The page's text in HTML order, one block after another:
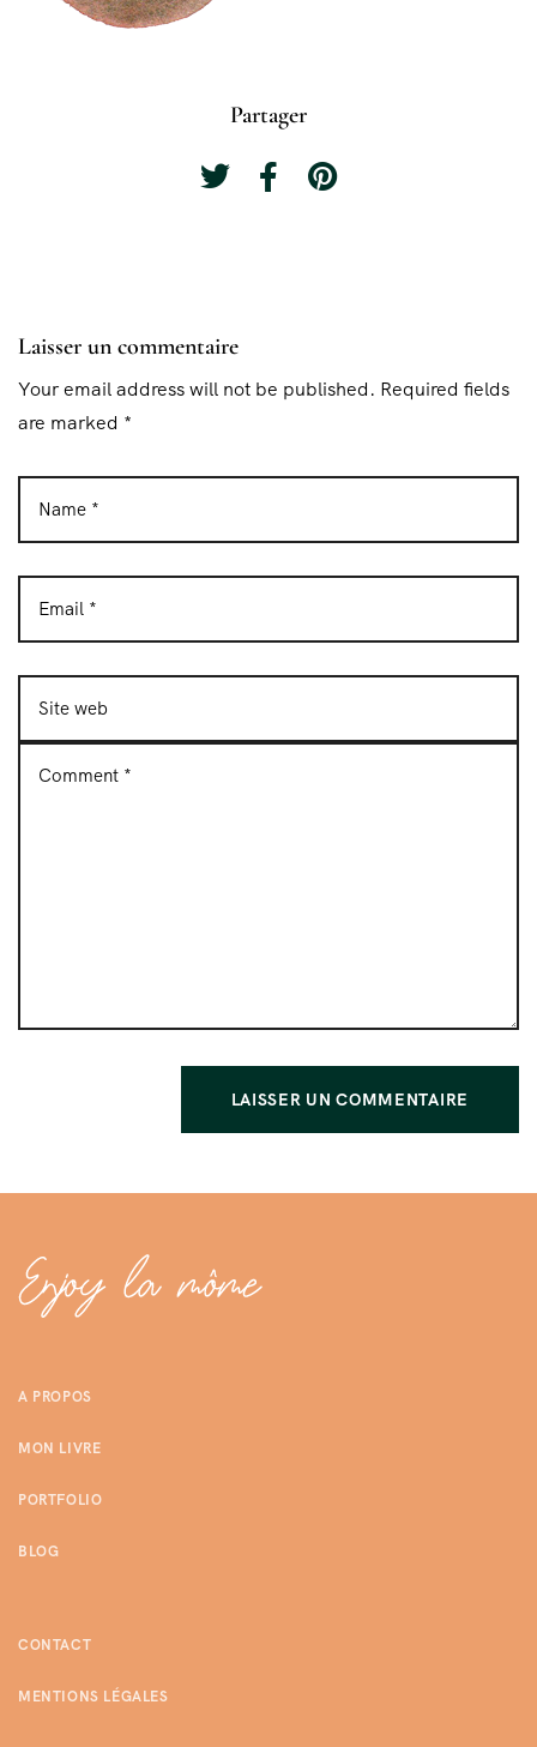
Partager
Laisser un commentaire
Your email address will not be published. Required fields
are marked *
A PROPOS
MON LIVRE
PORTFOLIO
BLOG
CONTACT
MENTIONS LÉGALES